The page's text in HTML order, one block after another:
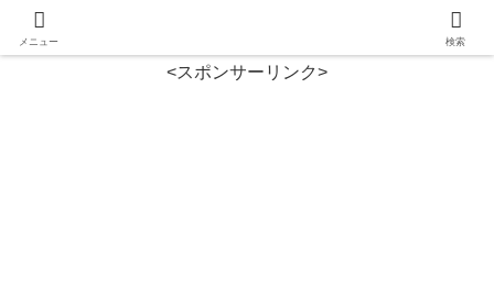
<スポンサーリンク>
メニュー 検索